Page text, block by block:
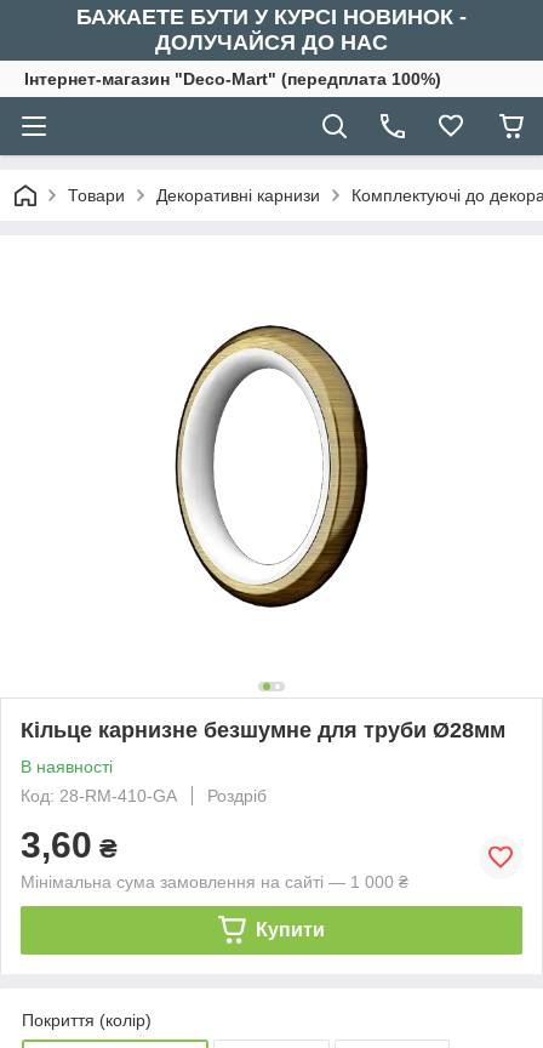
БАЖАЕТЕ БУТИ У КУРСІ НОВИНОК -
ДОЛУЧАЙСЯ ДО НАС
Інтернет-магазин "Deco-Mart" (передплата 100%)
Товари Декоративні карнизи Комплектуючі до
Кільце карнизне безшумне для труби Ø28мм
В наявності
Код: 28-RM-410-GA
Роздріб
3,60 ₴
Мінімальна сума замовлення на сайті — 1 000 ₴
Купити
Покриття (колір)